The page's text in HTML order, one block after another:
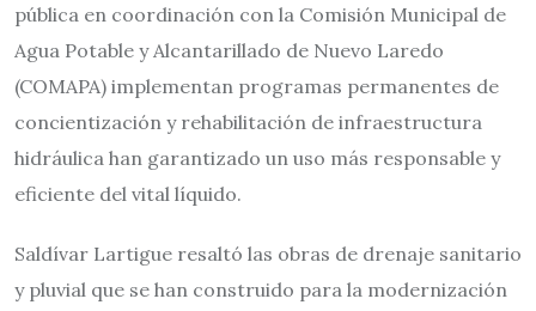
pública en coordinación con la Comisión Municipal de
Agua Potable y Alcantarillado de Nuevo Laredo
(COMAPA) implementan programas permanentes de
concientización y rehabilitación de infraestructura
hidráulica han garantizado un uso más responsable y
eficiente del vital líquido.
Saldívar Lartigue resaltó las obras de drenaje sanitario
y pluvial que se han construido para la modernización